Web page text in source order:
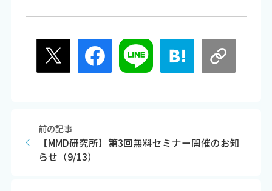
前の記事
【MMD研究所】第3回無料セミナー開催のお知
らせ（9/13）